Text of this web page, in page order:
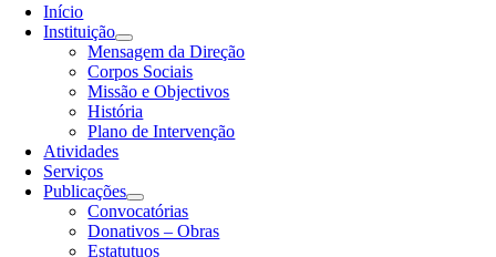
Início
Instituição
Mensagem da Direção
Corpos Sociais
Missão e Objectivos
História
Plano de Intervenção
Atividades
Serviços
Publicações
Convocatórias
Donativos – Obras
Estatutuos